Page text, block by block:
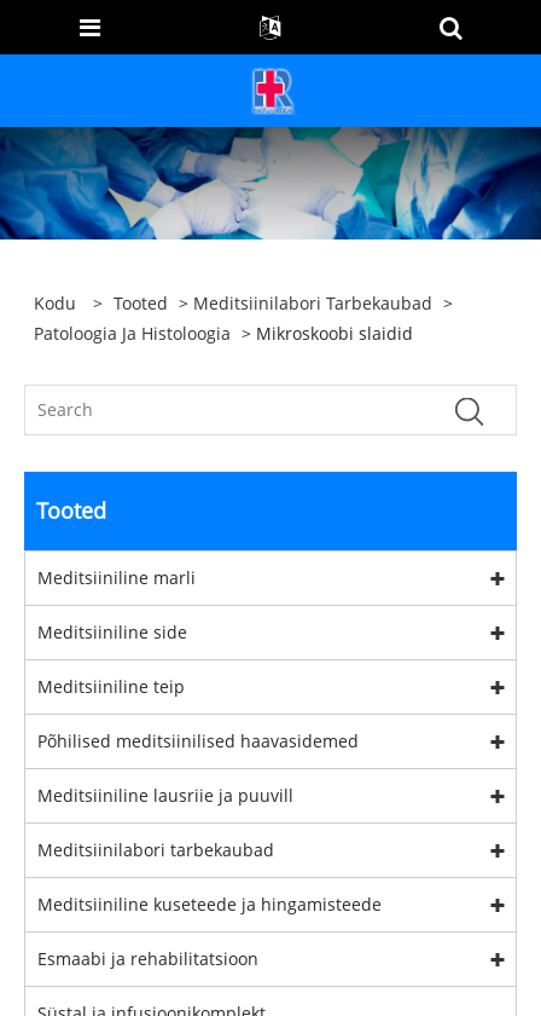
Kodu > Tooted > Meditsiinilabori Tarbekaubad >
Patoloogia Ja Histoloogia > Mikroskoobi slaidid
Tooted
Meditsiiniline marli
Meditsiiniline side
Meditsiiniline teip
Põhilised meditsiinilised haavasidemed
Meditsiiniline lausriie ja puuvill
Meditsiinilabori tarbekaubad
Meditsiiniline kuseteede ja hingamisteede
Esmaabi ja rehabilitatsioon